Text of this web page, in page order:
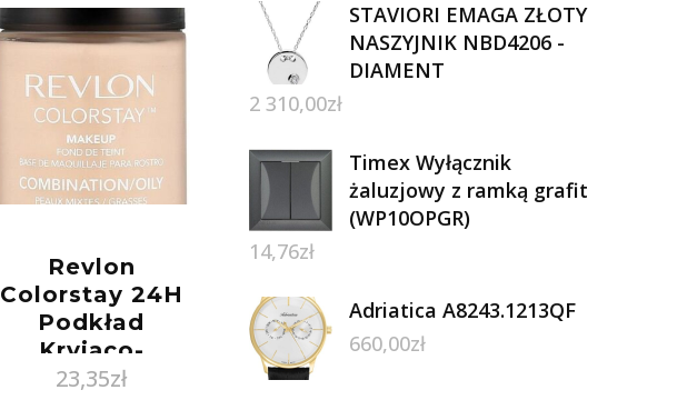
Revlon
Colorstay 24H
Podkład
Kryjąco-
Matujący 110
23,35zł
STAVIORI EMAGA ZŁOTY
NASZYJNIK NBD4206 -
DIAMENT
2 310,00zł
Timex Wyłącznik
żaluzjowy z ramką grafit
(WP10OPGR)
14,76zł
Adriatica A8243.1213QF
660,00zł